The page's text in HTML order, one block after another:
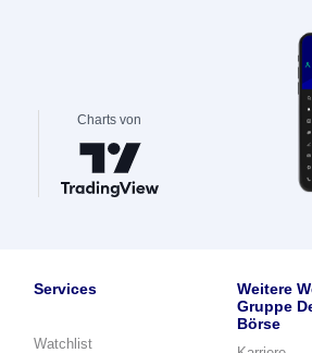
Charts von
Services
Watchlist
Weitere
Gruppe
Börse